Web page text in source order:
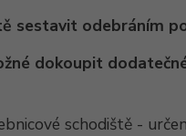
sestavit odebráním
dokoupit
schodiště -